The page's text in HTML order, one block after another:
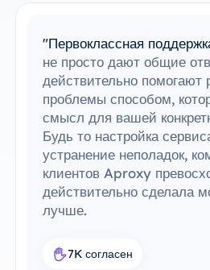
"Простая интеграция с
инструментами"Мне
интегрировать
существующую
настройки был простым
понятным, и я смог все
каких-либо проблем.
ProxySale с
уже использую, делает
удобным и эффективным.
процесса.
7.6K согласен